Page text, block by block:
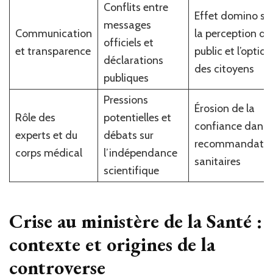
Communication
et transparence
Conflits entre
messages
officiels et
déclarations
publiques
Effet domino
la perception du
public et l’option
des citoyens
Rôle des
experts et du
corps médical
Pressions
potentielles et
débats sur
l’indépendance
scientifique
Érosion de la
confiance dans
sanitaires
Crise au ministère de la Santé :
contexte et origines de la
controverse